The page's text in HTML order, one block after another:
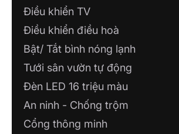
CÔNG TY TNHH DỊCH VỤ
TIN VÀ GIẢI PHÁP CÔNG
L2-55, Đường Số 7, Khu TTVH
KV3, P. Hưng Thạnh, Q, Cái
CT TNHH CÔNG NGHỆ
71, Nguyễn Trãi,P7, TP Mỹ
Điều khiển TV
Điều khiển điều hoà
Bật/ Tắt bình nóng lạnh
Tưới sân vườn tự động
Đèn LED 16 triệu màu
An ninh - Chống trộm
Cổng thông minh